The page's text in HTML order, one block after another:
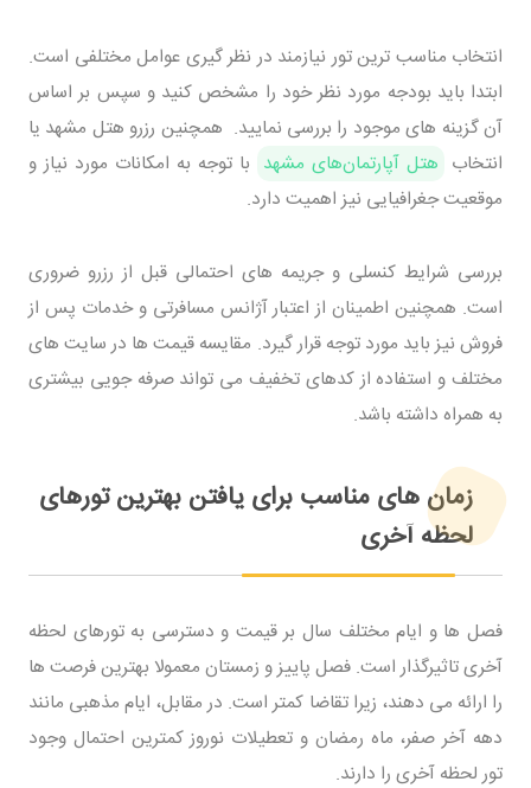
انتخاب مناسب ترین تور نیازمند در نظر گیری عوامل مختلفی است.
ابتدا باید بودجه مورد نظر خود را مشخص کنید و سپس بر اساس
آن گزینه های موجود را بررسی نمایید. همچنین رزرو هتل مشهد یا
انتخاب هتل آپارتمان‌های مشهد با توجه به امکانات مورد نیاز و
موقعیت جغرافیایی نیز اهمیت دارد.
بررسی شرایط کنسلی و جریمه های احتمالی قبل از رزرو ضروری
است. همچنین اطمینان از اعتبار آژانس مسافرتی و خدمات پس از
فروش نیز باید مورد توجه قرار گیرد. مقایسه قیمت ها در سایت های
مختلف و استفاده از کدهای تخفیف می تواند صرفه جویی بیشتری
به همراه داشته باشد.
زمان های مناسب برای یافتن بهترین تورهای
لحظه آخری
فصل ها و ایام مختلف سال بر قیمت و دسترسی به تورهای لحظه
آخری تاثیرگذار است. فصل پاییز و زمستان معمولا بهترین فرصت ها
را ارائه می دهند، زیرا تقاضا کمتر است. در مقابل، ایام مذهبی مانند
دهه آخر صفر، ماه رمضان و تعطیلات نوروز کمترین احتمال وجود
تور لحظه آخری را دارند.